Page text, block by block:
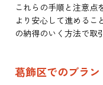
これらの手順と注意点
より安心して進めるこ
の納得のいく方法で取
葛飾区でのブラ